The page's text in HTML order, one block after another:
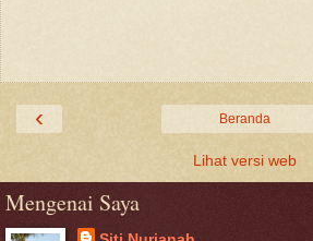
‹ Beranda
Lihat versi web
Mengenai Saya